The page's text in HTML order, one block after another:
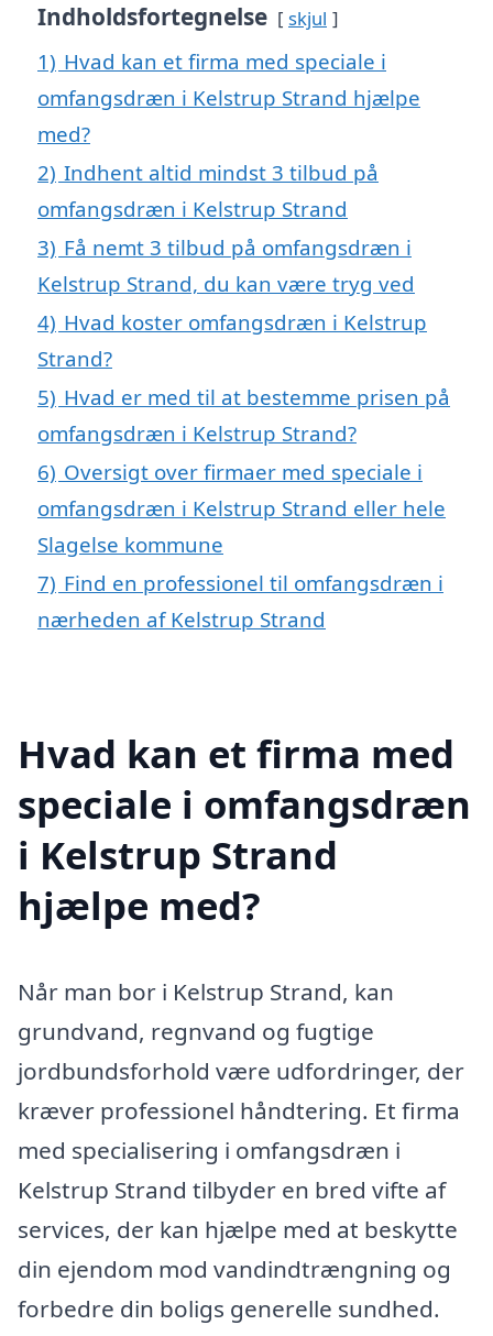
Indholdsfortegnelse skjul
1) Hvad kan et firma med speciale i
omfangsdræn i Kelstrup Strand hjælpe
med?
2) Indhent altid mindst 3 tilbud på
omfangsdræn i Kelstrup Strand
3) Få nemt 3 tilbud på omfangsdræn i
Kelstrup Strand, du kan være tryg ved
4) Hvad koster omfangsdræn i Kelstrup
Strand?
5) Hvad er med til at bestemme prisen på
omfangsdræn i Kelstrup Strand?
6) Oversigt over firmaer med speciale i
omfangsdræn i Kelstrup Strand eller hele
Slagelse kommune
7) Find en professionel til omfangsdræn i
nærheden af Kelstrup Strand
Hvad kan et firma med
speciale i omfangsdræn
i Kelstrup Strand
hjælpe med?
Når man bor i Kelstrup Strand, kan
grundvand, regnvand og fugtige
jordbundsforhold være udfordringer, der
kræver professionel håndtering. Et firma
med specialisering i omfangsdræn i
Kelstrup Strand tilbyder en bred vifte af
services, der kan hjælpe med at beskytte
din ejendom mod vandindtrængning og
forbedre din boligs generelle sundhed.